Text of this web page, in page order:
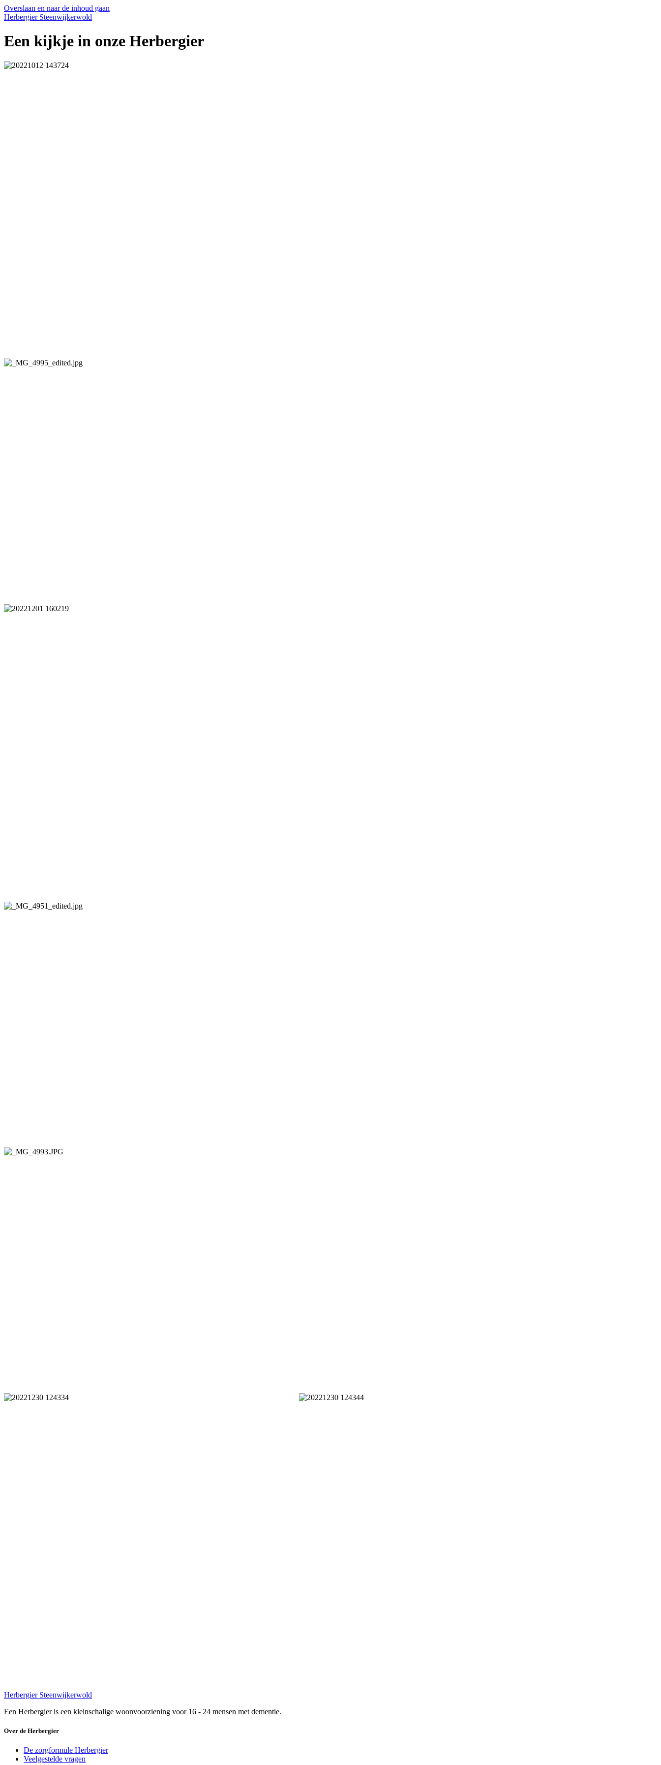
Overslaan en naar de inhoud gaan
Herbergier Steenwijkerwold
Een kijkje in onze Herbergier
Herbergier Steenwijkerwold
Een Herbergier is een kleinschalige woonvoorziening voor 16 - 24 mensen met dementie.
Over de Herbergier
De zorgformule Herbergier
Veelgestelde vragen